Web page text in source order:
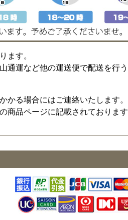
ます。
通運など他の運送便で配送を行
る場合にはご連絡いたします。
商品ページに記載されております